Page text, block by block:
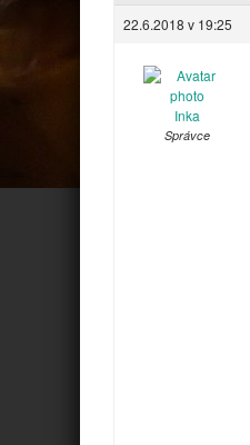
22.6.2018 v 19:25
Inka
Správce